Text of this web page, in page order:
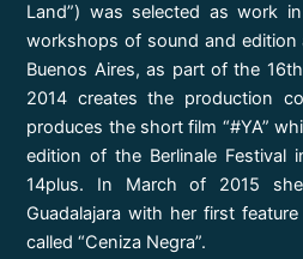
Land”) was selected as work
workshops of sound and edition
Buenos Aires, as part of the
2014 creates the production
produces the short film “#YA”
edition of the Berlinale Festival
14plus. In March of 2015
Guadalajara with her first
called “Ceniza Negra”.